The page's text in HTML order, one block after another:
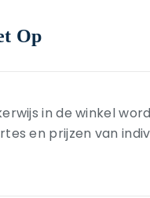
Op
in de winkel
en prijzen van